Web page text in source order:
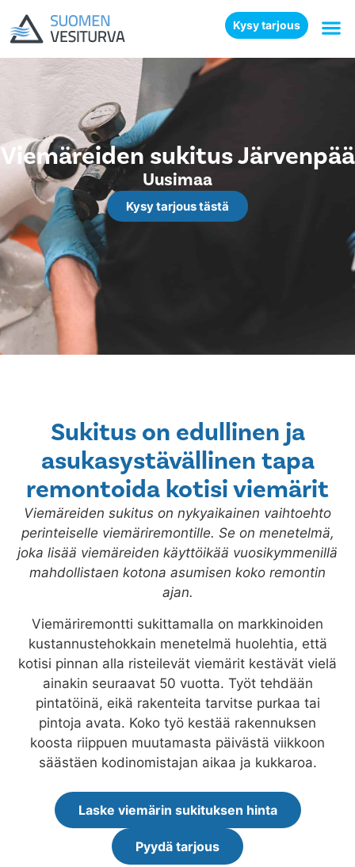
Kysy tarjous
Viemäreiden sukitus Järvenpää
Uusimaa
Kysy tarjous tästä
Sukitus on edullinen ja
asukasystävällinen tapa
remontoida kotisi viemärit
Viemäreiden sukitus on nykyaikainen vaihtoehto
perinteiselle viemäriremontille. Se on menetelmä,
joka lisää viemäreiden käyttöikää vuosikymmenillä
mahdollistaen kotona asumisen koko remontin
ajan.
Viemäriremontti sukittamalla on markkinoiden
kustannustehokkain menetelmä huolehtia, että
kotisi pinnan alla risteilevät viemärit kestävät vielä
ainakin seuraavat 50 vuotta. Työt tehdään
pintatöinä, eikä rakenteita tarvitse purkaa tai
pintoja avata. Koko työ kestää rakennuksen
koosta riippuen muutamasta päivästä viikkoon
säästäen kodinomistajan aikaa ja kukkaroa.
Laske viemärin sukituksen hinta
Pyydä tarjous